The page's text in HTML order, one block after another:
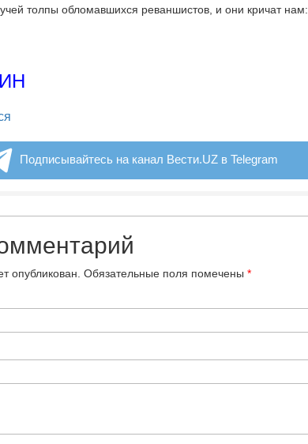
толпы обломавшихся реваншистов, и они кричат нам:
Подписывайтесь на канал Вести.UZ в Telegram
опубликован. Обязательные поля помечены *